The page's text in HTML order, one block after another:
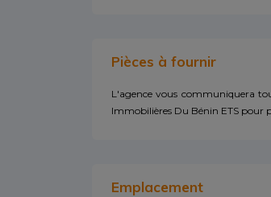
Pièces à fournir
L'agence vous communiquera
Immobilières Du Bénin ETS pour
Emplacement